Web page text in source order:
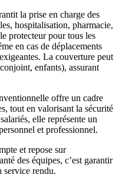
la prise en charge des
hospitalisation, pharmacie,
protecteur pour tous les
en cas de déplacements
La couverture peut
enfants), assurant
offre un cadre
tout en valorisant la sécurité
elle représente un
et professionnel.
et repose sur
des équipes, c’est garantir
service rendu.